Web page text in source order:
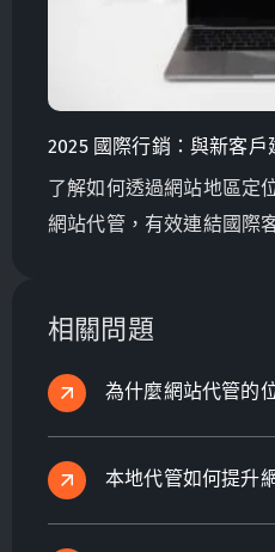
2025 國際行銷：與新客戶
了解如何透過網站地區定
網站代管，有效連結國際
相關問題
為什麼網站代管的
本地代管如何提升